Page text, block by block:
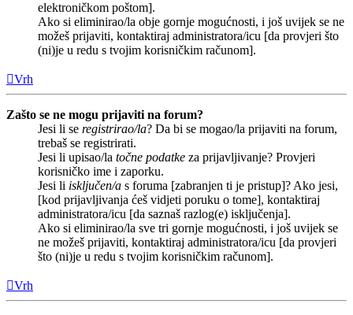
elektroničkom poštom].
Ako si eliminirao/la obje gornje mogućnosti, i još uvijek se ne
možeš prijaviti, kontaktiraj administratora/icu [da provjeri što
(ni)je u redu s tvojim korisničkim računom].
Vrh
Zašto se ne mogu prijaviti na forum?
Jesi li se registrirao/la? Da bi se mogao/la prijaviti na forum,
trebaš se registrirati.
Jesi li upisao/la točne podatke za prijavljivanje? Provjeri
korisničko ime i zaporku.
Jesi li isključen/a s foruma [zabranjen ti je pristup]? Ako jesi,
[kod prijavljivanja ćeš vidjeti poruku o tome], kontaktiraj
administratora/icu [da saznaš razlog(e) isključenja].
Ako si eliminirao/la sve tri gornje mogućnosti, i još uvijek se
ne možeš prijaviti, kontaktiraj administratora/icu [da provjeri
što (ni)je u redu s tvojim korisničkim računom].
Vrh